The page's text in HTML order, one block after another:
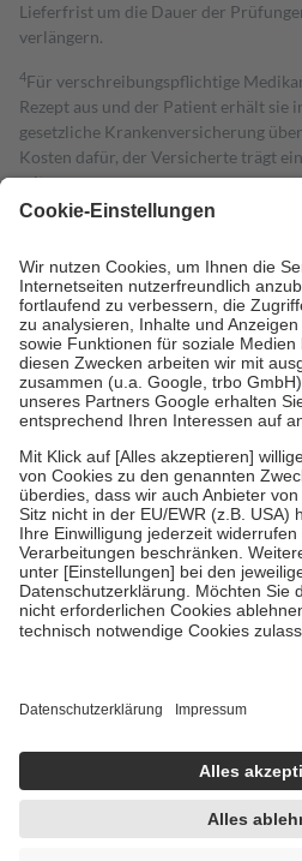
Lieferfrist um die Dauer der
verlängern.
4Für verschreibungspflichtige
Rezept aus und der Patient erhält sie
gesetzliche Krankenversicherung
Kosten dafür, der Versicherte trägt
mit.
Grundsätzlich leisten Mitglieder
höchstens zehn Euro.
Es sind jedoch
Kosten der Leistung zu entrichten.
Diese Regeln gelten grundsätzlich
Bei Heilmitteln und häuslicher
Zuzahlung zehn Prozent der Kosten
Verordnung.
Um das Engagement der Versicherten
stärken und die besondere Stellung
fallenkeine Zuzahlungenan bei:
• Kindern und Jugendlichen bis zum
mit Ausnahme der Fahrkosten
• Untersuchungen zur Vorsorge und
GKV getragen werden
• empfohlenen Schutzimpfungen
• Harn- und Blutteststreifen
getroffen, um sicherzustellen, dass es
https://help.etrusted.com/hc/de/
Einige Bilder und Inhalte wurden